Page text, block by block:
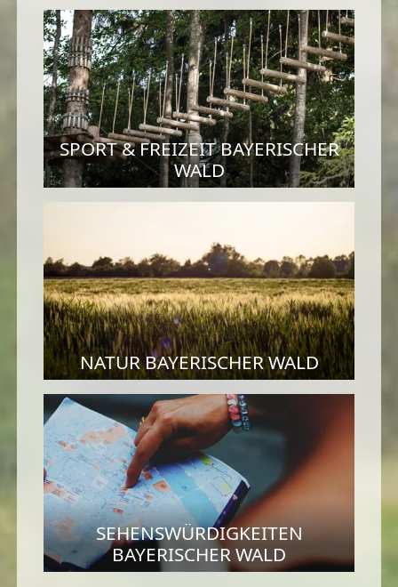
SPORT & FREIZEIT BAYERISCHER
WALD
NATUR BAYERISCHER WALD
SEHENSWÜRDIGKEITEN
BAYERISCHER WALD